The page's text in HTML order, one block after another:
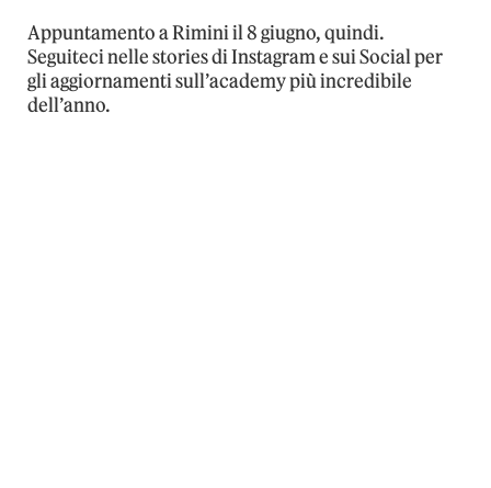
Appuntamento a Rimini il 8 giugno, quindi.
Seguiteci nelle stories di Instagram e sui Social per
gli aggiornamenti sull’academy più incredibile
dell’anno.